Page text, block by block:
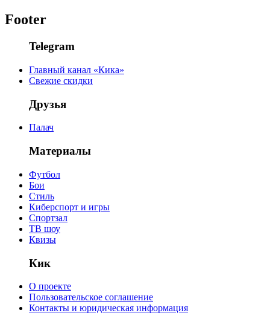
Footer
Telegram
Главный канал «Кика»
Свежие скидки
Друзья
Палач
Материалы
Футбол
Бои
Стиль
Киберспорт и игры
Спортзал
ТВ шоу
Квизы
Кик
О проекте
Пользовательское соглашение
Контакты и юридическая информация